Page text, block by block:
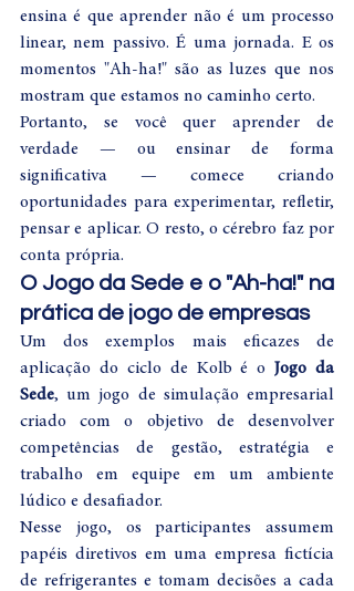
ensina é que aprender não é um processo
linear, nem passivo. É uma jornada. E os
momentos "Ah-ha!" são as luzes que nos
mostram que estamos no caminho certo.
Portanto, se você quer aprender de
verdade — ou ensinar de forma
significativa — comece criando
oportunidades para experimentar, refletir,
pensar e aplicar. O resto, o cérebro faz por
conta própria.
O Jogo da Sede e o "Ah-ha!" na
prática de jogo de empresas
Um dos exemplos mais eficazes de
aplicação do ciclo de Kolb é o Jogo da
Sede, um jogo de simulação empresarial
criado com o objetivo de desenvolver
competências de gestão, estratégia e
trabalho em equipe em um ambiente
lúdico e desafiador.
Nesse jogo, os participantes assumem
papéis diretivos em uma empresa fictícia
de refrigerantes e tomam decisões a cada